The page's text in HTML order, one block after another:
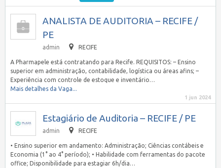
ANALISTA DE AUDITORIA – RECIFE /
PE
admin RECIFE
A Pharmapele está contratando para Recife. REQUISITOS: – Ensino
superior em administração, contabilidade, logística ou áreas afins; –
Experiência com controle de estoque e inventário…
Mais detalhes da Vaga...
1 jun 2024
Estagiário de Auditoria – RECIFE / PE
admin RECIFE
• Ensino superior em andamento: Administração; Ciências contábeis e
Economia (1° ao 4° período); • Habilidade com ferramentas do pacote
office; Disponibilidade para estagiar 6h/dia…